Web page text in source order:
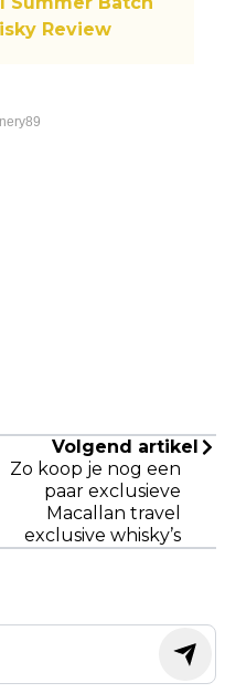
Review
Volgend artikel
Zo koop je nog een
paar exclusieve
Macallan travel
exclusive whisky’s